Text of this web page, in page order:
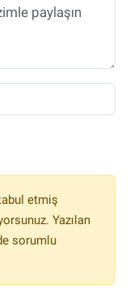
etmiş
Yazılan
sorumlu